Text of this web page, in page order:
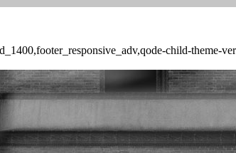
child-theme-